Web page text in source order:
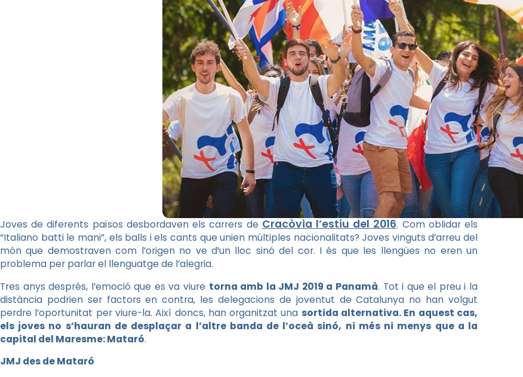
Joves de diferents països desbordaven els carrers de Cracòvia l’estiu del 2016. Com oblidar els
“Italiano batti le mani”, els balls i els cants que unien múltiples nacionalitats? Joves vinguts d’arreu del
món que demostraven com l’origen no ve d’un lloc sinó del cor. I és que les llengües no eren un
problema per parlar el llenguatge de l’alegria.
Tres anys després, l’emoció que es va viure torna amb la JMJ 2019 a Panamà. Tot i que el preu i la
distància podrien ser factors en contra, les delegacions de joventut de Catalunya no han volgut
perdre l’oportunitat per viure-la. Així doncs, han organitzat una sortida alternativa. En aquest cas,
els joves no s’hauran de desplaçar a l’altre banda de l’oceà sinó, ni més ni menys que a la
capital del Maresme: Mataró.
JMJ des de Mataró